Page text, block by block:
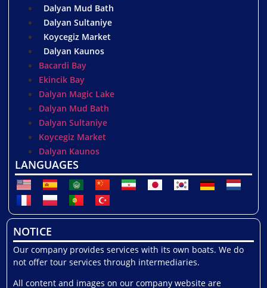
Dalyan Mud Bath
Dalyan Sultaniye
Koycegiz Market
Dalyan Kaunos
Bacardi Bay
Ekincik Bay
Dalyan Magic Lake
Dalyan Mud Bath
Dalyan Sultaniye
Koycegiz Market
Dalyan Kaunos
LANGUAGES
NOTICE
Our company provides services with its own boats. We do
not offer tour services through intermediaries.
All content and images on our company website are